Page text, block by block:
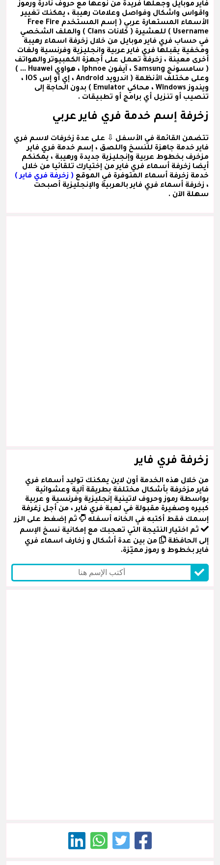
فاير موبايل وجعلها فريدة من نوعها مع حروف نادرة ورموز
واقواس واشكال وفواصل وعلامات رهيبة ، يمكنك تغيير
الأسماء المستعارة عربي
( إسم المستخدم Free Fire
Username )
للعشيرة ( كلانات Clans )
والملف الشخصي
في حساب فري فاير موبايل من خلال زخرفة اسماء رهيبة
ومخفية يقبلها فري فاير عربية وانجليزية وفرنسية ولغات
أخرى معينة ، زخرفة تعمل على أجهزة الكمبيوتر والهواتف
( سامسونج Samsung ، آيفون Iphnoe ، هواوي Huawei ... )
وعلى مختلف الأنظمة ( اندرويد Android ، إي أو إس IOS ،
ويندوز Windows ، محاكي Emulator ) بدون الحاجة إلى
تنصيب أو تنزيل أي برامج أو تطبيقات .
زخرفة إسم خدمة فري فاير عربي
تتضمن القائمة في الأسفل ⇩ على عدة زخرفات لاسم فري
فاير خدمة جاهزة للنسخ واللصق ،إسم خدمة فري فاير
مزخرف بخطوط عربية وإنجليزية جديدة ورهيبة ، يمكنكم
أيضا زخرفة أسماء فري فاير من إختيارك تلقائيا من خلال
خدمة زخرفة أسماء المتوفرة في الموقع ( زخرفة فري فاير )
، زخرفة أسماء فري فاير بالعربية والإنجليزية أصبحت
سهلة الآن .
زخرفة فري فاير
من خلال هذه الخدمة أون لاين يمكنك توليد أسماء فري
فاير مزخرفة بأشكال مختلفة بطريقة آلية وعشوائية
بواسطة رموز وحروف لاتينية إنجليزية وفرنسية و عربية
كبيره وصغيرة مقبولة في لعبة فري فاير ، من أجل زغرفة
إسمك فقط أكتبه في الخانه أسفله
ثم إضغط على الزر
ثم اختيار النتيجة التي تعجبك مع إمكانية نسخ الإسم
إلى الحافظة
من بين عدة أشكال و زخارف اسماء فري
فاير بخطوط و رموز مميّزة.